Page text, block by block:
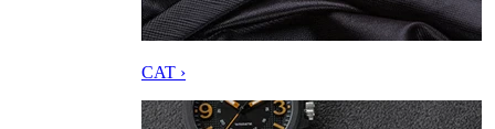
CAT ›